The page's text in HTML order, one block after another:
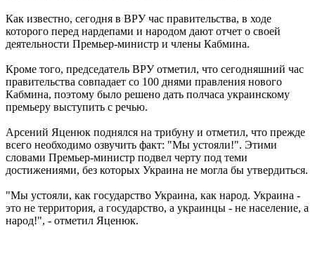
Как известно, сегодня в ВРУ час правительства, в ходе
которого перед нардепами и народом дают отчет о своей
деятельности Премьер-министр и члены Кабмина.
Кроме того, председатель ВРУ отметил, что сегодняшний час
правительства совпадает со 100 днями правления нового
Кабмина, поэтому было решено дать полчаса украинскому
премьеру выступить с речью.
Арсений Яценюк поднялся на трибуну и отметил, что прежде
всего необходимо озвучить факт: "Мы устояли!". Этими
словами Премьер-министр подвел черту под теми
достижениями, без которых Украина не могла бы утвердиться.
"Мы устояли, как государство Украина, как народ. Украина -
это не территория, а государство, а украинцы - не население, а
народ!", - отметил Яценюк.